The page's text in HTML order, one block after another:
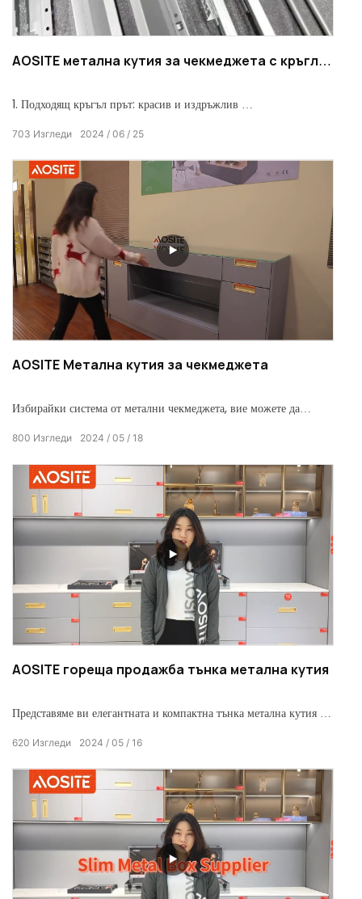
AOSITE метална кутия за чекмеджета с кръгла
1. Подходящ кръгъл прът: красив и издръжлив
2. Дизайн без дръжки: прост и красив външен вид
3. Двуизмерна настройка: разглобяване с един бутон, удобна
настройка
4. Високоякостна прегръщаща найлонова ролка: чекмеджето
може да остане стабилно дори ако е претоварено
2024 06 25
703 Изгледи
AOSITE Метална кутия за чекмеджета
Избирайки система от метални чекмеджета, вие можете да
2024 05 18
800 Изгледи
AOSITE гореща продажба тънка метална кутия
Представяме ви елегантната и компактна тънка метална кутия -
той лесно се вписва във всяко пространство. Поддържайте
вашите аксесоари, бижута или канцеларски материали
организирани и лесно достъпни с тънката метална кутия
2024 05 16
620 Изгледи